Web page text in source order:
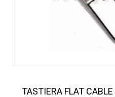
TASTIERA FLAT